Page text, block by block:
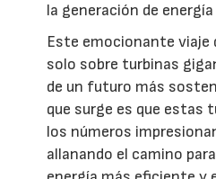
la generación de
Este emocionante viaje
solo sobre turbinas
de un futuro más
que surge es que estas
los números
allanando el camino